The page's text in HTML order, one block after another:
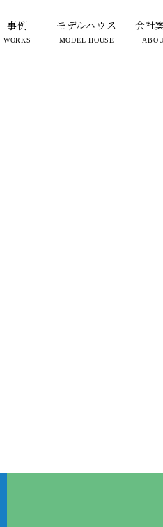
事例
WORKS
モデルハウス
MODEL HOUSE
会社
2